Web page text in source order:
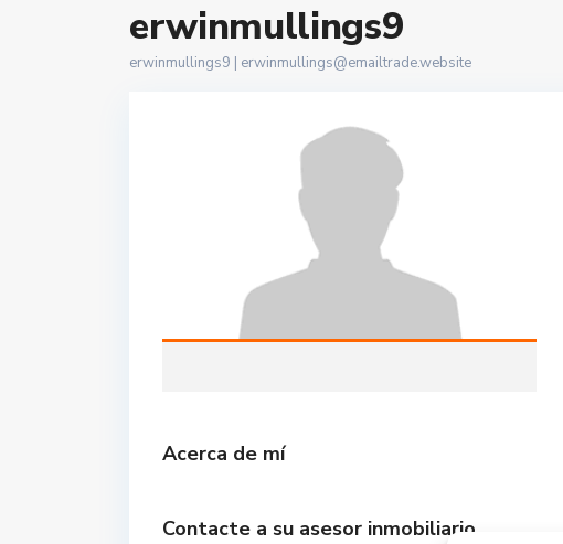
erwinmullings9
erwinmullings9 | erwinmullings@emailtrade.website
Acerca de mí
Contacte a su asesor inmobiliario